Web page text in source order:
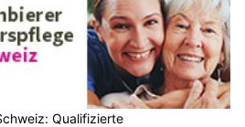
Qualifizierte